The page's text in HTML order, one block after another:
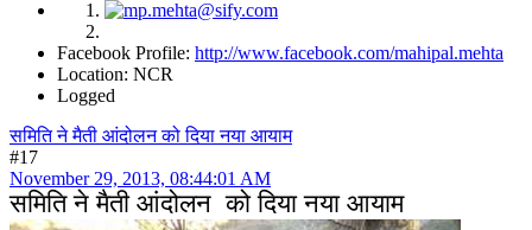
Facebook Profile: http://www.facebook.com/mahipal.mehta
Location: NCR
Logged
समिति ने मैती आंदोलन को दिया नया आयाम
#17
November 29, 2013, 08:44:01 AM
समिति ने मैती आंदोलन को दिया नया आयाम